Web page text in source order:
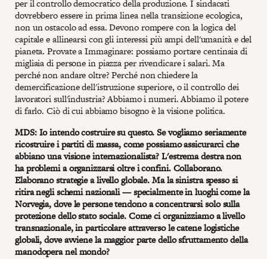
per il controllo democratico della produzione. I sindacati
dovrebbero essere in prima linea nella transizione ecologica,
non un ostacolo ad essa. Devono rompere con la logica del
capitale e allinearsi con gli interessi più ampi dell'umanità e del
pianeta. Provate a Immaginare: possiamo portare centinaia di
migliaia di persone in piazza per rivendicare i salari. Ma
perché non andare oltre? Perché non chiedere la
demercificazione dell'istruzione superiore, o il controllo dei
lavoratori sull'industria? Abbiamo i numeri. Abbiamo il potere
di farlo. Ciò di cui abbiamo bisogno è la visione politica.
MDS: Io intendo costruire su questo. Se vogliamo seriamente
ricostruire i partiti di massa, come possiamo assicurarci che
abbiano una visione internazionalista? L'estrema destra non
ha problemi a organizzarsi oltre i confini. Collaborano.
Elaborano strategie a livello globale. Ma la sinistra spesso si
ritira negli schemi nazionali — specialmente in luoghi come la
Norvegia, dove le persone tendono a concentrarsi solo sulla
protezione dello stato sociale. Come ci organizziamo a livello
transnazionale, in particolare attraverso le catene logistiche
globali, dove avviene la maggior parte dello sfruttamento della
manodopera nel mondo?